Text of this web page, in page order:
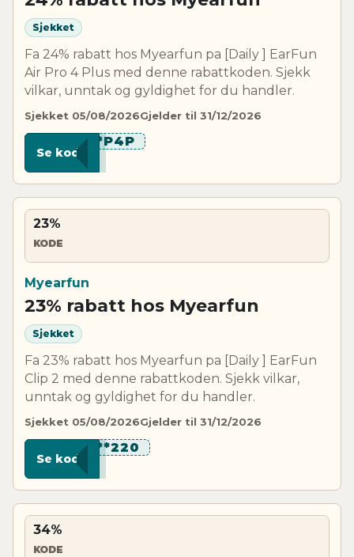
Sjekket
Fa 24% rabatt hos Myearfun pa [Daily ] EarFun
Air Pro 4 Plus med denne rabattkoden. Sjekk
vilkar, unntak og gyldighet for du handler.
Sjekket 05/08/2026Gjelder til 31/12/2026
***P4P
Se kode
23%
KODE
Myearfun
23% rabatt hos Myearfun
Sjekket
Fa 23% rabatt hos Myearfun pa [Daily ] EarFun
Clip 2 med denne rabattkoden. Sjekk vilkar,
unntak og gyldighet for du handler.
Sjekket 05/08/2026Gjelder til 31/12/2026
****220
Se kode
34%
KODE